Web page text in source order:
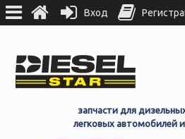
запчасти для
легковых автомобилей
Вход